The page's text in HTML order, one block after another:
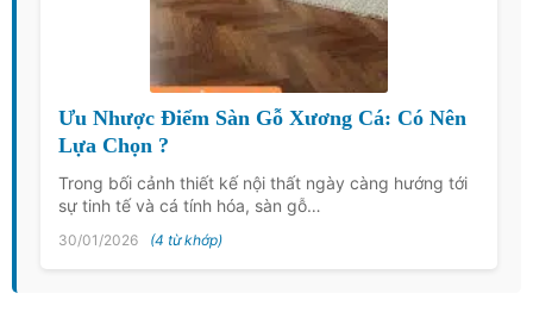
Ưu Nhược Điểm Sàn Gỗ Xương Cá: Có Nên
Lựa Chọn ?
Trong bối cảnh thiết kế nội thất ngày càng hướng tới
sự tinh tế và cá tính hóa, sàn gỗ…
30/01/2026 (4 từ khớp)